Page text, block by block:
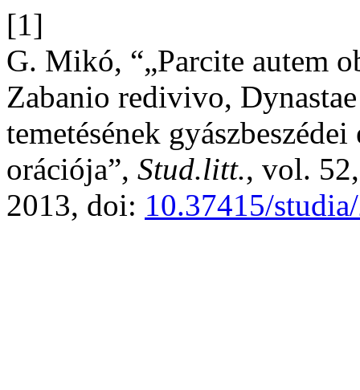
[1]
G. Mikó, “„Parcite autem
Zabanio redivivo,
temetésének
orációja”, Stud.litt., vol.
2013, doi: 10.37415/